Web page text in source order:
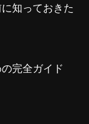
知っておきた
完全ガイド